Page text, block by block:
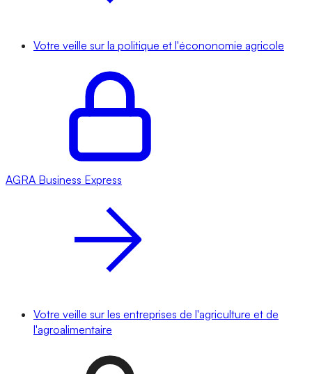
Votre veille sur la politique et l'écononomie agricole
AGRA Business Express
Votre veille sur les entreprises de l'agriculture et de
l'agroalimentaire